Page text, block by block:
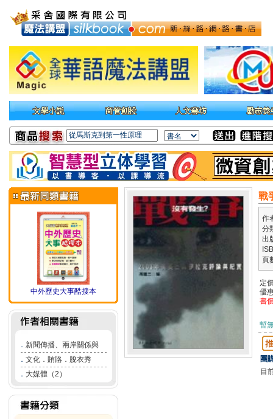
中外歷史大事酷搜本
． 新聞傳播、兩岸關係與
． 文化．賄賂．脫衣秀
． 大媒體（2）
戰
作
分
出
頁
定
優
書
暫
團
目